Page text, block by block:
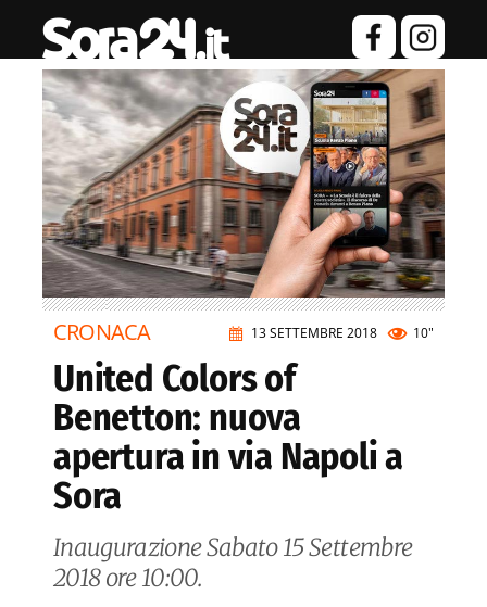
13 SETTEMBRE 2018 10"
CRONACA
United Colors of
Benetton: nuova
apertura in via Napoli a
Sora
Inaugurazione Sabato 15 Settembre
2018 ore 10:00.